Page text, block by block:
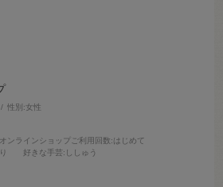
性別:女性
ンラインショップご利用回数:はじめて
好きな手芸:ししゅう